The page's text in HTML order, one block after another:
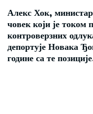
Алекс Хок,
човек који је током
контроверзних
депортује Новака
године са те